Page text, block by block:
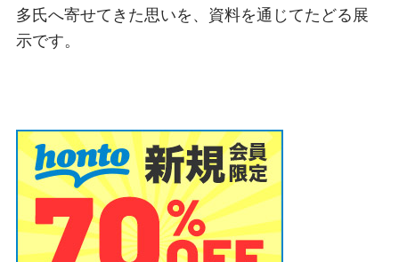
多氏へ寄せてきた思いを、資料を通じてたどる展
示です。